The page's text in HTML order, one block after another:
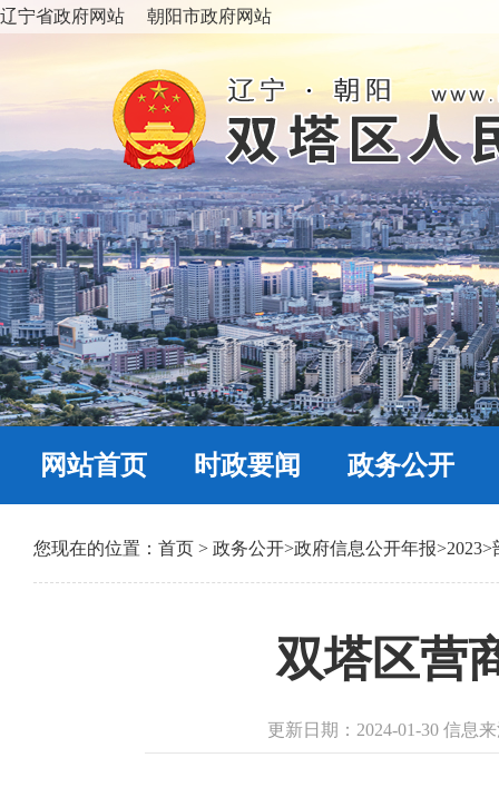
辽宁省政府网站 朝阳市政府网站
网站首页 时政要闻 政务公开
您现在的位置： 首页 > 政务公开>政府信息公开年报>2023>
双塔区营
更新日期：2024-01-30 信息